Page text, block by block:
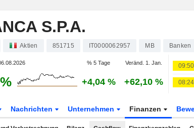
S.P.A.
Aktien 851715 IT0000062957 MB Banken
% 5 Tage Veränd. 1. Jan.
+4,04 % +62,10 %
09:50
08:24
Nachrichten Unternehmen Finanzen